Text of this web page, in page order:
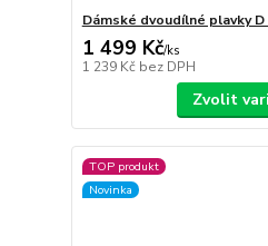
Dámské dvoudílné plavky D
1 499 Kč/ks
1 239 Kč bez DPH
Zvolit
TOP produkt
Novinka